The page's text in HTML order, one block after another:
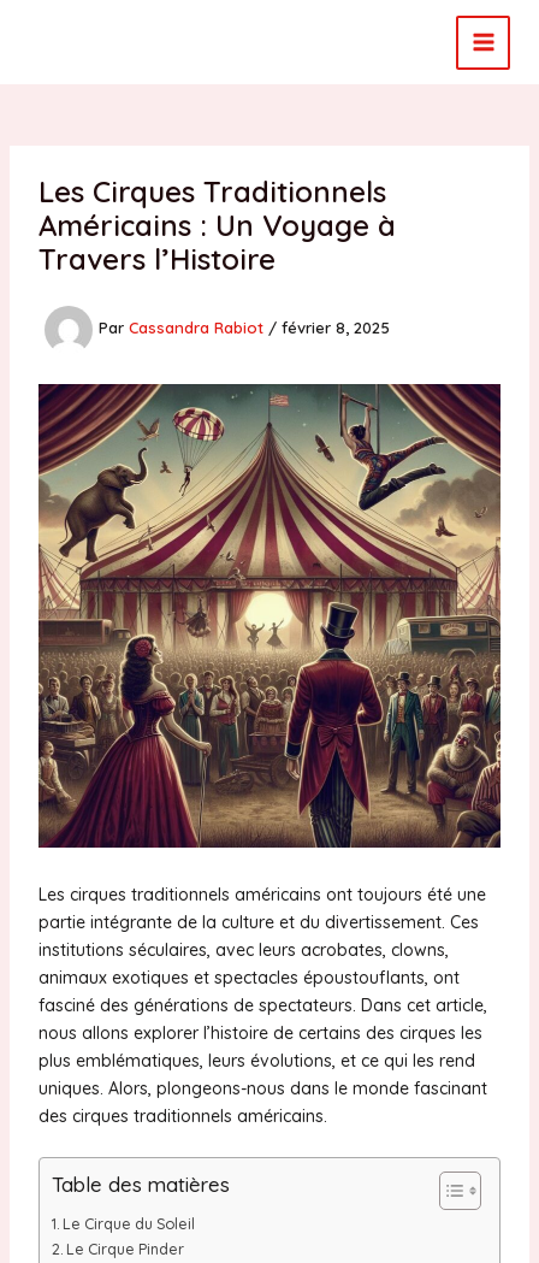
Les Cirques Traditionnels
Américains : Un Voyage à
Travers l’Histoire
Par Cassandra Rabiot / février 8, 2025
Les cirques traditionnels américains ont toujours été une
partie intégrante de la culture et du divertissement. Ces
institutions séculaires, avec leurs acrobates, clowns,
animaux exotiques et spectacles époustouflants, ont
fasciné des générations de spectateurs. Dans cet article,
nous allons explorer l’histoire de certains des cirques les
plus emblématiques, leurs évolutions, et ce qui les rend
uniques. Alors, plongeons-nous dans le monde fascinant
des cirques traditionnels américains.
Table des matières
Le Cirque du Soleil
Le Cirque Pinder